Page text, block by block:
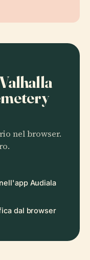
nel browser.
Audiala
dal browser